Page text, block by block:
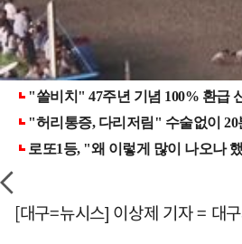
[대구=뉴시스] 이상제 기자 = 대